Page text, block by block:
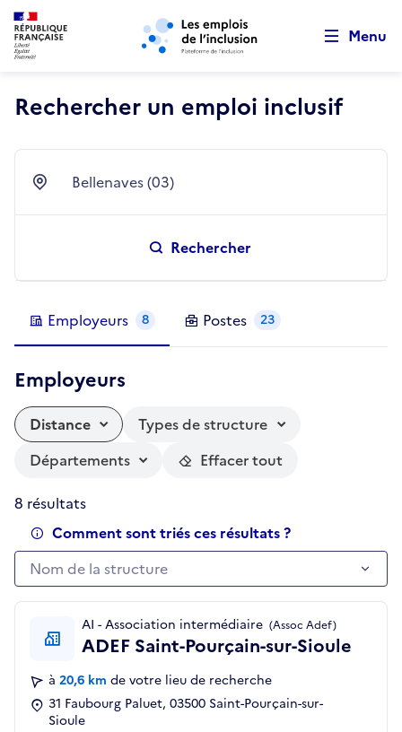
Aller au menu principal Aller au contenu principal
Menu
Rechercher un emploi inclusif
Ville Bellenaves (03)
Rechercher
Employeurs 8 Postes 23
Employeurs
Distance
Types de structure
Départements
Effacer tout
8 résultats
Comment sont triés ces résultats ?
Nom de la structure
Nom de la structure
AI - Association intermédiaire (Assoc Adef)
ADEF Saint-Pourçain-sur-Sioule
à 20,6 km de votre lieu de recherche
31 Faubourg Paluet, 03500 Saint-Pourçain-sur-
Sioule
Retour au début de la page
Panneau de gestion des cookies